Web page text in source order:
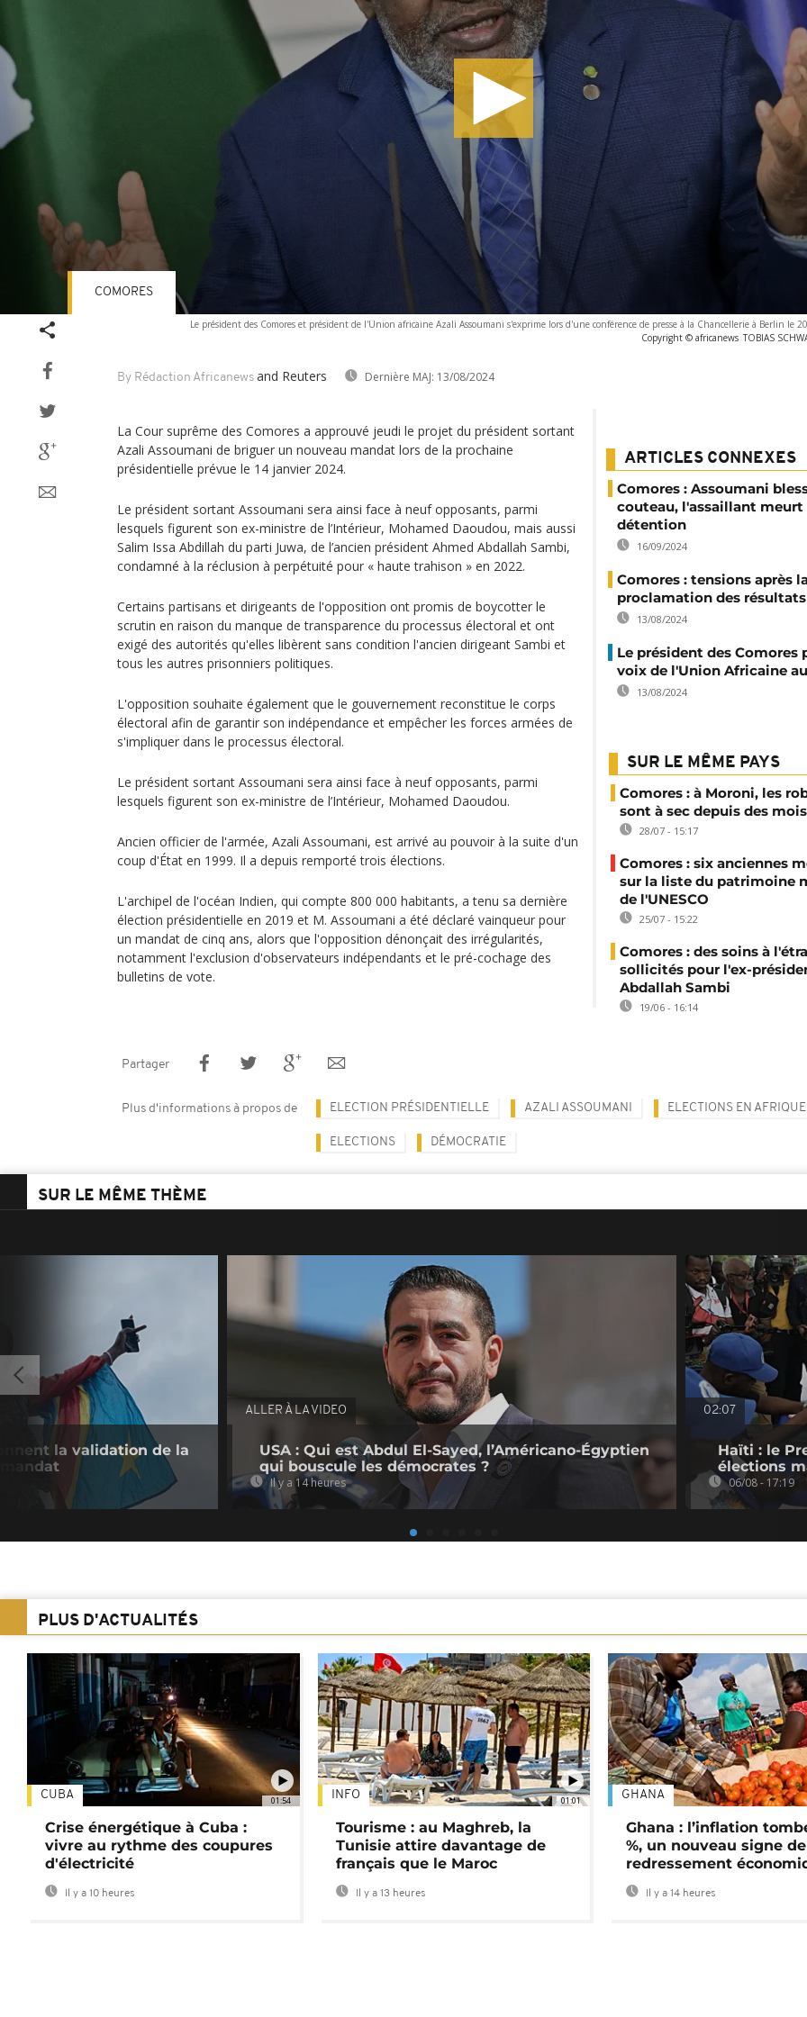
Le président des Comores et président de l'Union africaine Azali Assoumani s'exprime lors d'une conférence de presse à la Chancellerie à Berlin le
Copyright © africanews TOBIAS
By Rédaction Africanews and Reuters Dernière MAJ: 13/08/2024
COMORES
La Cour suprême des Comores a approuvé jeudi le projet du président sortant
Azali Assoumani de briguer un nouveau mandat lors de la prochaine
présidentielle prévue le 14 janvier 2024.
Le président sortant Assoumani sera ainsi face à neuf opposants, parmi
lesquels figurent son ex-ministre de l’Intérieur, Mohamed Daoudou, mais aussi
Salim Issa Abdillah du parti Juwa, de l’ancien président Ahmed Abdallah Sambi,
condamné à la réclusion à perpétuité pour « haute trahison » en 2022.
Certains partisans et dirigeants de l'opposition ont promis de boycotter le
scrutin en raison du manque de transparence du processus électoral et ont
exigé des autorités qu'elles libèrent sans condition l'ancien dirigeant Sambi et
tous les autres prisonniers politiques.
L'opposition souhaite également que le gouvernement reconstitue le corps
électoral afin de garantir son indépendance et empêcher les forces armées de
s'impliquer dans le processus électoral.
Le président sortant Assoumani sera ainsi face à neuf opposants, parmi
lesquels figurent son ex-ministre de l’Intérieur, Mohamed Daoudou.
Ancien officier de l'armée, Azali Assoumani, est arrivé au pouvoir à la suite d'un
coup d'État en 1999. Il a depuis remporté trois élections.
L'archipel de l'océan Indien, qui compte 800 000 habitants, a tenu sa dernière
élection présidentielle en 2019 et M. Assoumani a été déclaré vainqueur pour
un mandat de cinq ans, alors que l'opposition dénonçait des irrégularités,
notamment l'exclusion d'observateurs indépendants et le pré-cochage des
bulletins de vote.
ARTICLES CONNEXES
Comores : Assoumani
couteau, l'assaillant meurt
détention
16/09/2024
Comores : tensions après
proclamation des résultats
13/08/2024
Le président des Comores
voix de l'Union Africaine
13/08/2024
SUR LE MÊME PAYS
Comores : à Moroni, les
sont à sec depuis des mois
28/07 - 15:17
Comores : six anciennes
sur la liste du patrimoine
de l'UNESCO
25/07 - 15:22
Comores : des soins à
sollicités pour l'ex-
Abdallah Sambi
19/06 - 16:14
Partager
Plus d'informations à propos de ELECTION PRÉSIDENTIELLE AZALI ASSOUMANI ELECTIONS EN AFRIQUE
ELECTIONS DÉMOCRATIE
SUR LE MÊME THÈME
la validation de la
ALLER À LA VIDEO
USA : Qui est Abdul El-Sayed, l’Américano-Égyptien
qui bouscule les démocrates ?
Il y a 14 heures
02:07
Haïti : le
élections
06/08 - 17:19
PLUS D'ACTUALITÉS
01:54
CUBA
Crise énergétique à Cuba :
vivre au rythme des coupures
d'électricité
Il y a 10 heures
01:01
INFO
Tourisme : au Maghreb, la
Tunisie attire davantage de
français que le Maroc
Il y a 13 heures
GHANA
Ghana : l’inflation
%, un nouveau signe de
redressement
Il y a 14 heures